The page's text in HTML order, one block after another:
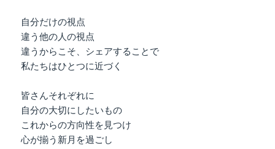
自分だけの視点
違う他の人の視点
違うからこそ、シェアすることで
私たちはひとつに近づく
皆さんそれぞれに
自分の大切にしたいもの
これからの方向性を見つけ
心が揃う新月を過ごし